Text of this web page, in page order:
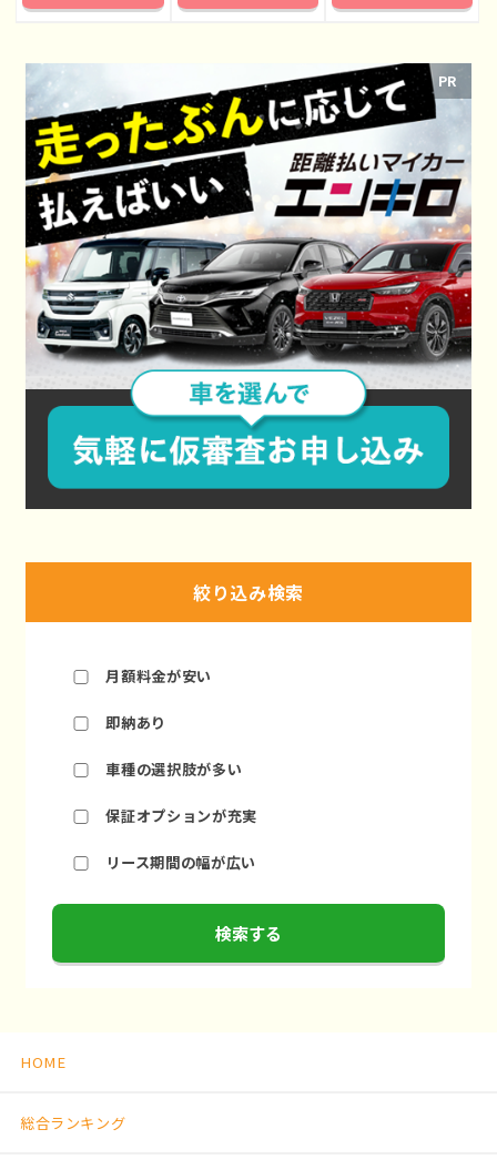
PR
絞り込み検索
月額料金が安い
即納あり
車種の選択肢が多い
保証オプションが充実
リース期間の幅が広い
検索する
HOME
総合ランキング